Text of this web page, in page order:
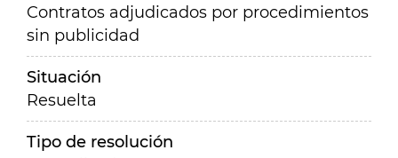
Contratos adjudicados por procedimientos
sin publicidad
Situación
Resuelta
Tipo de resolución